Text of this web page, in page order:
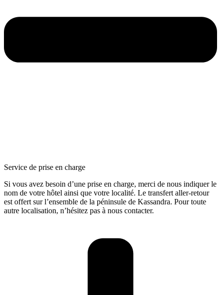
Service de prise en charge
Si vous avez besoin d’une prise en charge, merci de nous indiquer le
nom de votre hôtel ainsi que votre localité. Le transfert aller-retour
est offert sur l’ensemble de la péninsule de Kassandra. Pour toute
autre localisation, n’hésitez pas à nous contacter.